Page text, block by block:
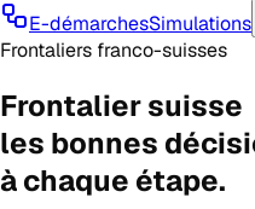
E-démarchesSimulations
Frontaliers franco-suisses
Frontalier suisse
les bonnes
à chaque étape.